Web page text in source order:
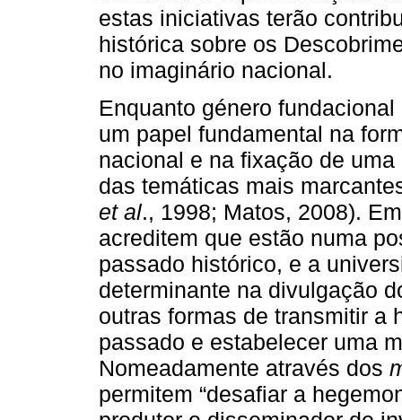
estas iniciativas terão
histórica sobre os
no imaginário nacional.
Enquanto género
um papel fundamental na
nacional e na fixação de
das temáticas mais
et al., 1998; Matos, 2008).
acreditem que estão numa
passado histórico, e a
determinante na divulgação
outras formas de transmitir a
passado e estabelecer uma
Nomeadamente através dos
permitem “desafiar a